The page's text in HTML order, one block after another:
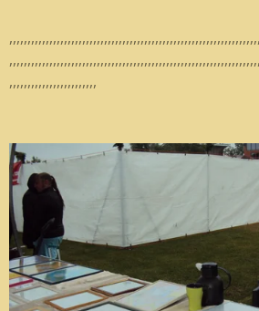
,,,,,,,,,,,,,,,,,,,,,,,,